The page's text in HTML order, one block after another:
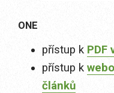
ONE
přístup k PDF
přístup k
článků